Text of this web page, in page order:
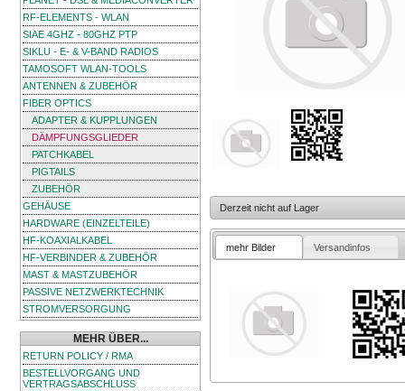
RF-ELEMENTS - WLAN
SIAE 4GHZ - 80GHZ PTP
SIKLU - E- & V-BAND RADIOS
TAMOSOFT WLAN-TOOLS
ANTENNEN & ZUBEHÖR
FIBER OPTICS
ADAPTER & KUPPLUNGEN
DÄMPFUNGSGLIEDER
PATCHKABEL
PIGTAILS
ZUBEHÖR
GEHÄUSE
HARDWARE (EINZELTEILE)
HF-KOAXIALKABEL
HF-VERBINDER & ZUBEHÖR
MAST & MASTZUBEHÖR
PASSIVE NETZWERKTECHNIK
STROMVERSORGUNG
MEHR ÜBER...
RETURN POLICY / RMA
BESTELLVORGANG UND
VERTRAGSABSCHLUSS
Derzeit nicht auf Lager
mehr Bilder Versandinfos